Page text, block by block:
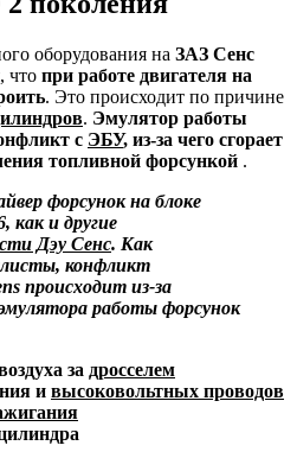
Сенс,
ГБО
оборудования на ЗАЗ Сенс
что при работе двигателя на
. Это происходит по причине
. Эмулятор работы
с ЭБУ, из-за чего сгорает
топливной форсункой .
форсунок на блоке
как и другие
Дэу Сенс. Как
конфликт
происходит из-за
работы форсунок
за дросселем
и высоковольтных проводов